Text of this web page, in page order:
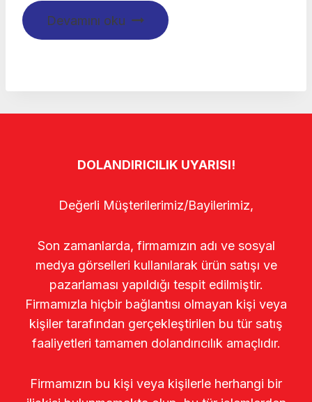
Devamını oku
DOLANDIRICILIK UYARISI!
Değerli Müşterilerimiz/Bayilerimiz,
Son zamanlarda, firmamızın adı ve sosyal
medya görselleri kullanılarak ürün satışı ve
pazarlaması yapıldığı tespit edilmiştir.
Firmamızla hiçbir bağlantısı olmayan kişi veya
kişiler tarafından gerçekleştirilen bu tür satış
faaliyetleri tamamen dolandırıcılık amaçlıdır.
Firmamızın bu kişi veya kişilerle herhangi bir